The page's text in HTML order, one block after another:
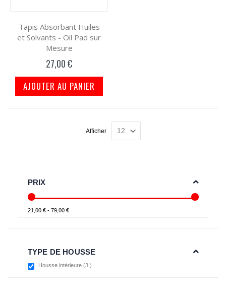
Tapis Absorbant Huiles
et Solvants - Oil Pad sur
Mesure
27,00 €
AJOUTER AU PANIER
Afficher
PRIX
21,00 € - 79,00 €
TYPE DE HOUSSE
Housse intérieure 3 items